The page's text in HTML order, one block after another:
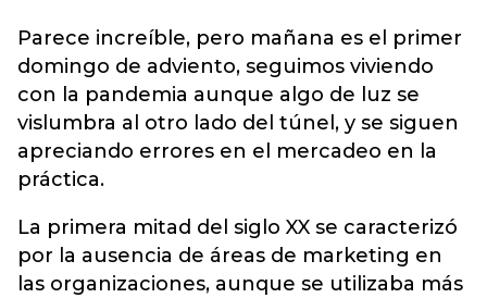
Parece increíble, pero mañana es el primer
domingo de adviento, seguimos viviendo
con la pandemia aunque algo de luz se
vislumbra al otro lado del túnel, y se siguen
apreciando errores en el mercadeo en la
práctica.
La primera mitad del siglo XX se caracterizó
por la ausencia de áreas de marketing en
las organizaciones, aunque se utilizaba más